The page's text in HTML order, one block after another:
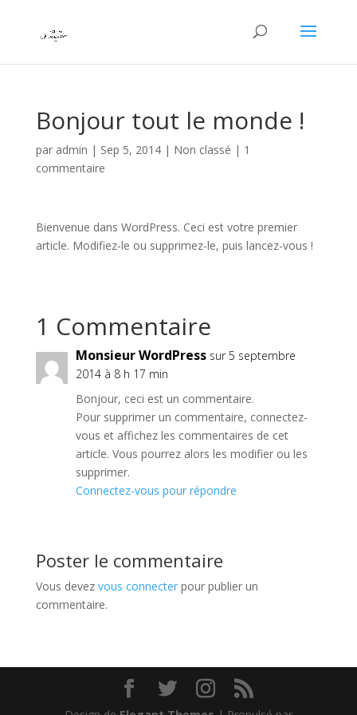
Bonjour tout le monde !
par admin | Sep 5, 2014| Non classé | 1
commentaire
Bienvenue dans WordPress. Ceci est votre premier
article. Modifiez-le ou supprimez-le, puis lancez-vous !
1 Commentaire
Monsieur WordPress sur 5 septembre
2014 à 8 h 17 min
Bonjour, ceci est un commentaire.
Pour supprimer un commentaire, connectez-
vous et affichez les commentaires de cet
article. Vous pourrez alors les modifier ou les
supprimer.
Connectez-vous pour répondre
Poster le commentaire
Vous devez vous connecterpour publier un
commentaire.